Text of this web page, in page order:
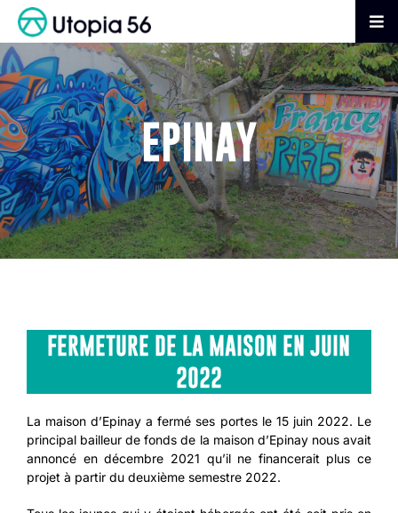
Passer
contenu
AGIR
S’INFORMER
ADHÉRER
FAIRE UN DON
EPINAY
FERMETURE DE LA MAISON EN JUIN
2022
La maison d’Epinay a fermé ses portes le 15 juin 2022. Le
principal bailleur de fonds de la maison d’Epinay nous avait
annoncé en décembre 2021 qu’il ne financerait plus ce
projet à partir du deuxième semestre 2022.